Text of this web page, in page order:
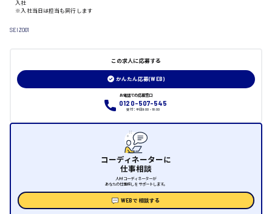
月給制すべて
入社
※入社当日は担当も同行します
SEIZO01
この求人に応募する
かんたん応募(WEB)
お電話での応募窓口
0120-507-545
受付：平日9:00 - 18:00
コーディネーターに
仕事相談
人材コーディネーターが
あなたの仕事探しをサポートします。
WEBで相談する